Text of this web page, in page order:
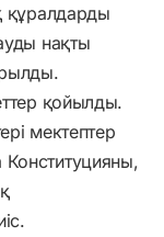
құралдарды
нақты
қойылды.
мектептер